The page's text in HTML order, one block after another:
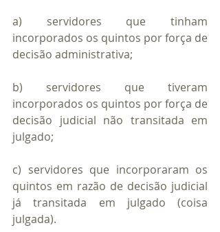
a) servidores que tinham
incorporados os quintos por força de
decisão administrativa;
b) servidores que tiveram
incorporados os quintos por força de
decisão judicial não transitada em
julgado;
c) servidores que incorporaram os
quintos em razão de decisão judicial
já transitada em julgado (coisa
julgada).